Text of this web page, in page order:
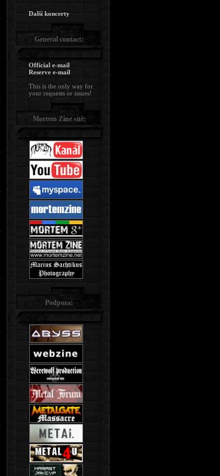
Další koncerty
General contact:
Official e-mail
Reserve e-mail
This is the only way for
your requests or issues!
Mortem Zine sítě:
Podpora: